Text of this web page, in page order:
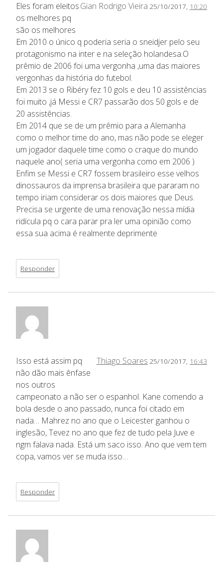
Gian Rodrigo Vieira 25/10/2017, 10:20
Eles foram eleitos
os melhores pq
são os melhores
Em 2010 o único q poderia seria o sneidjer pelo seu
protagonismo na inter e na seleção holandesa.O
prêmio de 2006 foi uma vergonha ,uma das maiores
vergonhas da história do futebol.
Em 2013 se o Ribéry fez 10 gols e deu 10 assistências
foi muito ,já Messi e CR7 passarão dos 50 gols e de
20 assistências.
Em 2014 que se de um prêmio para a Alemanha
como o melhor time do ano, mas não pode se eleger
um jogador daquele time como o craque do mundo
naquele ano( seria uma vergonha como em 2006 )
Enfim se Messi e CR7 fossem brasileiro esse velhos
dinossauros da imprensa brasileira que pararam no
tempo iriam considerar os dois maiores que Deus.
Precisa se urgente de uma renovação nessa mídia
ridícula pq o cara parar pra ler uma opinião como
essa sua acima é realmente deprimente
Responder
Thiago Soares 25/10/2017, 16:43
Isso está assim pq
não dão mais ênfase
nos outros
campeonato a não ser o espanhol. Kane comendo a
bola desde o ano passado, nunca foi citado em
nada… Mahrez no ano que o Leicester ganhou o
inglesão, Tevez no ano que fez de tudo pela Juve e
ngm falava nada. Está um saco isso. Ano que vem tem
copa, vamos ver se muda isso…
Responder